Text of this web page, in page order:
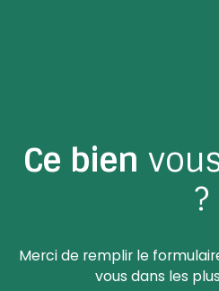
Ce bien
?
Merci de remplir le
vous dans les